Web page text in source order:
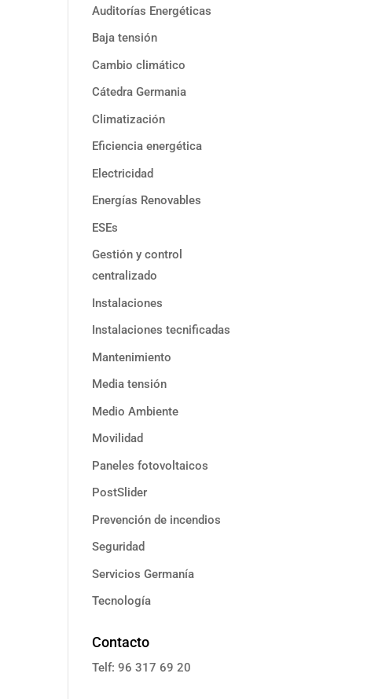
Auditorías Energéticas
Baja tensión
Cambio climático
Cátedra Germania
Climatización
Eficiencia energética
Electricidad
Energías Renovables
ESEs
Gestión y control
centralizado
Instalaciones
Instalaciones tecnificadas
Mantenimiento
Media tensión
Medio Ambiente
Movilidad
Paneles fotovoltaicos
PostSlider
Prevención de incendios
Seguridad
Servicios Germanía
Tecnología
Contacto
Telf: 96 317 69 20